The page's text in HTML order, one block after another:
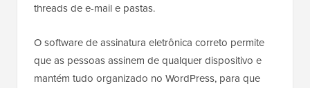
threads de e-mail e pastas.
O software de assinatura eletrônica correto permite
que as pessoas assinem de qualquer dispositivo e
mantém tudo organizado no WordPress, para que